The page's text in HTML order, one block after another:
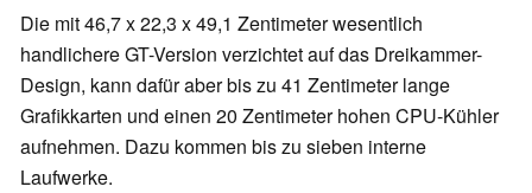
Die mit 46,7 x 22,3 x 49,1 Zentimeter wesentlich
handlichere GT-Version verzichtet auf das Dreikammer-
Design, kann dafür aber bis zu 41 Zentimeter lange
Grafikkarten und einen 20 Zentimeter hohen CPU-Kühler
aufnehmen. Dazu kommen bis zu sieben interne
Laufwerke.